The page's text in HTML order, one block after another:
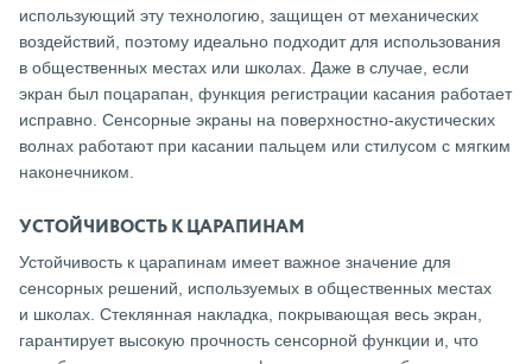
использующий эту технологию, защищен от механических
воздействий, поэтому идеально подходит для использования
в общественных местах или школах. Даже в случае, если
экран был поцарапан, функция регистрации касания работает
исправно. Сенсорные экраны на поверхностно-акустических
волнах работают при касании пальцем или стилусом с мягким
наконечником.
УСТОЙЧИВОСТЬ К ЦАРАПИНАМ
Устойчивость к царапинам имеет важное значение для
сенсорных решений, используемых в общественных местах
и школах. Стеклянная накладка, покрывающая весь экран,
гарантирует высокую прочность сенсорной функции и, что